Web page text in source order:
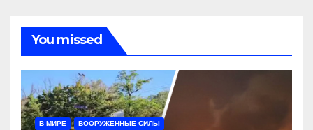
You missed
В МИРЕ ВООРУЖЁННЫЕ СИЛЫ